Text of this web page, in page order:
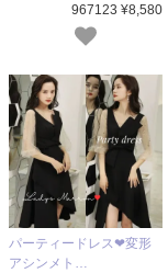
967123 ¥8,580
パーティードレス❤変形
アシンメト…